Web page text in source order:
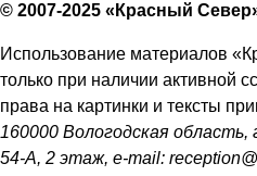
4.08.2026 17:04 В Вологде
На
наблюдателей к предстоящим
4.08.2026 16:03
О лечении и
суставов вологжанам
© 2007-2025 «Красный
Использование материалов
только при наличии активной
права на картинки и тексты
160000 Вологодская область,
54-А, 2 этаж, e-mail: